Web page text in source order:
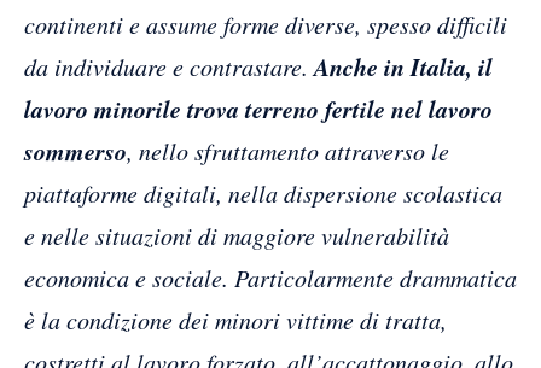
continenti e assume forme diverse, spesso difficili
da individuare e contrastare.Anche in Italia, il
lavoro minorile trova terreno fertile nel lavoro
sommerso, nello sfruttamento attraverso le
piattaforme digitali, nella dispersione scolastica
e nelle situazioni di maggiore vulnerabilità
economica e sociale. Particolarmente drammatica
è la condizione dei minori vittime di tratta,
costretti al lavoro forzato, all’accattonaggio, allo